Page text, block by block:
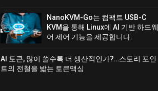
NanoKVM-Go는 컴팩트 USB-C
KVM을 통해 Linux에 AI 기반 하드웨
어 제어 기능을 제공합니다.
AI 토큰, 많이 쓸수록 더 생산적인가?…스토리 포인
트의 전철을 밟는 토큰맥싱